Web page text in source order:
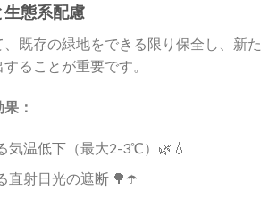
生態系配慮
既存の緑地をできる限り保全し、新た
ることが重要です。
：
気温低下（最大2-3℃）🌿💧
直射日光の遮断 🌳☂️